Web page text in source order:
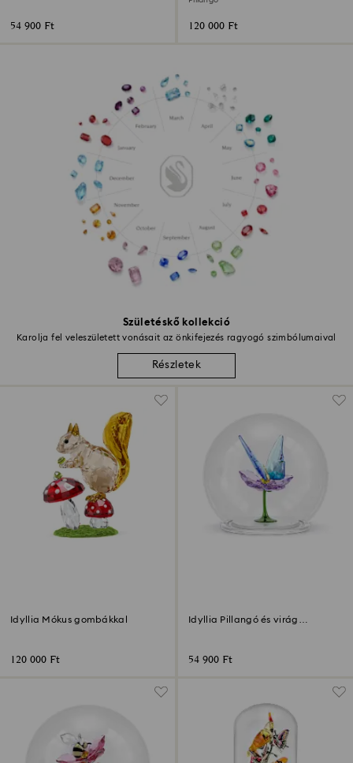
Születéskő kollekció
Karolja fel veleszületett vonásait az önkifejezés ragyogó szimbólumaival
Részletek
54 900 Ft 120 000 Ft
Idyllia Mókus gombákkal
120 000 Ft
Idyllia Pillangó és virág
54 900 Ft